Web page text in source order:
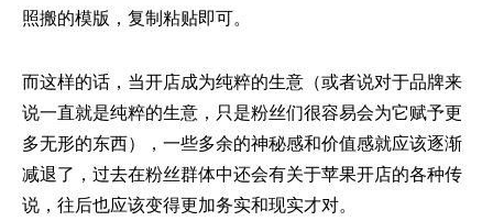
照搬的模版，复制粘贴即可。
而这样的话，当开店成为纯粹的生意（或者说对于品牌来
说一直就是纯粹的生意，只是粉丝们很容易会为它赋予更
多无形的东西），一些多余的神秘感和价值感就应该逐渐
减退了，过去在粉丝群体中还会有关于苹果开店的各种传
说，往后也应该变得更加务实和现实才对。